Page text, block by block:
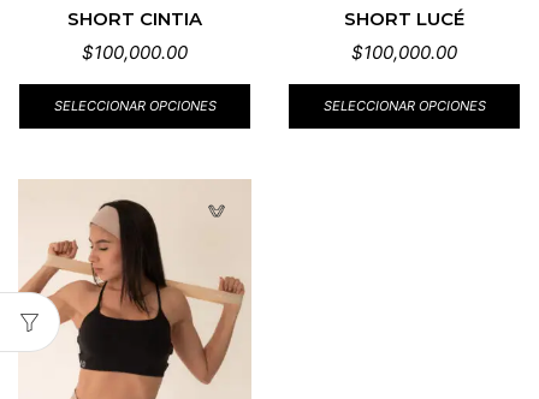
SHORT CINTIA
$100,000.00
SELECCIONAR OPCIONES
SHORT LUCÉ
$100,000.00
SELECCIONAR OPCIONES